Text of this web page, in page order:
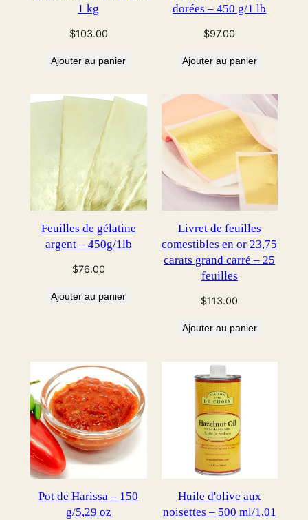
1 kg
$103.00
Ajouter au panier
dorées – 450 g/1 lb
$97.00
Ajouter au panier
Feuilles de gélatine
argent – 450g/1lb
$76.00
Ajouter au panier
Livret de feuilles
comestibles en or 23,75
carats grand carré – 25
feuilles
$113.00
Ajouter au panier
Pot de Harissa – 150
g/5,29 oz
Huile d'olive aux
noisettes – 500 ml/1,01